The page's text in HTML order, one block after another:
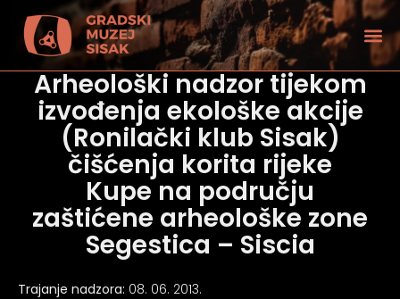
Arheološki nadzor tijekom
izvođenja ekološke akcije
(Ronilački klub Sisak)
čišćenja korita rijeke
Kupe na području
zaštićene arheološke zone
Segestica – Siscia
Trajanje nadzora: 08. 06. 2013.